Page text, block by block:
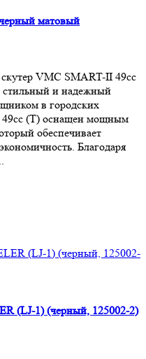
матовый
VMC SMART-II 49cc
стильный и надежный
в городских
49cc (T) оснащен мощным
обеспечивает
Благодаря
(LJ-1) (черный, 125002-2)